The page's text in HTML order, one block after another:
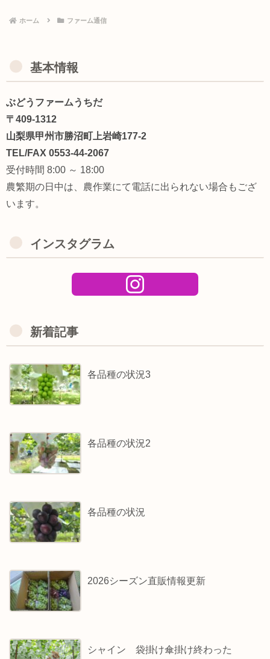
ホーム ファーム通信
基本情報
ぶどうファームうちだ
〒409-1312
山梨県甲州市勝沼町上岩崎177-2
TEL/FAX 0553-44-2067
受付時間 8:00 ～ 18:00
農繁期の日中は、農作業にて電話に出られない場合もござ
います。
インスタグラム
新着記事
各品種の状況3
各品種の状況2
各品種の状況
2026シーズン直販情報更新
シャイン 袋掛け傘掛け終わった